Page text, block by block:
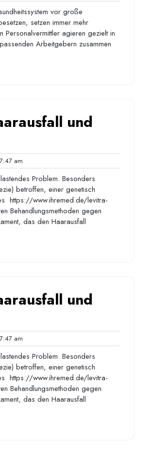
am
vor große
setzen immer mehr
Personalvermittler agieren gezielt in
Arbeitgebern zusammen
und
am
am
Problem. Besonders
betroffen, einer genetisch
https://www.ihremed.de/levitra-
Behandlungsmethoden gegen
das den Haarausfall
und
am
am
Problem. Besonders
betroffen, einer genetisch
https://www.ihremed.de/levitra-
Behandlungsmethoden gegen
das den Haarausfall